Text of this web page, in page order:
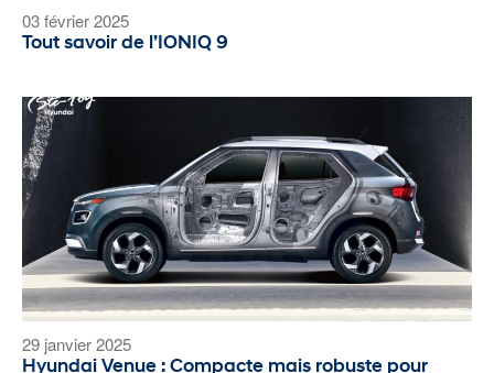
03 février 2025
Tout savoir de l’IONIQ 9
29 janvier 2025
Hyundai Venue : Compacte mais robuste pour